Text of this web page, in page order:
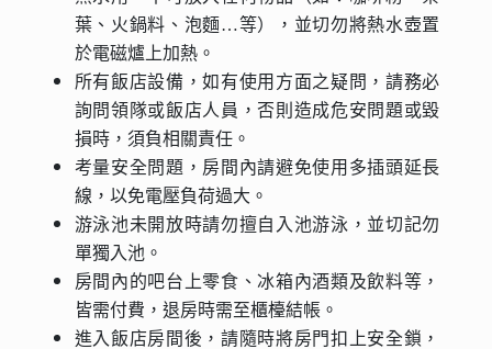
葉、火鍋料、泡麵…等），並切勿將熱水壺置
於電磁爐上加熱。
所有飯店設備，如有使用方面之疑問，請務必
詢問領隊或飯店人員，否則造成危安問題或毀
損時，須負相關責任。
考量安全問題，房間內請避免使用多插頭延長
線，以免電壓負荷過大。
游泳池未開放時請勿擅自入池游泳，並切記勿
單獨入池。
房間內的吧台上零食、冰箱內酒類及飲料等，
皆需付費，退房時需至櫃檯結帳。
進入飯店房間後，請隨時將房門扣上安全鎖，